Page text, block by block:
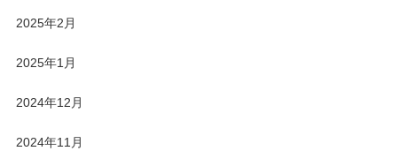
2025年2月
2025年1月
2024年12月
2024年11月